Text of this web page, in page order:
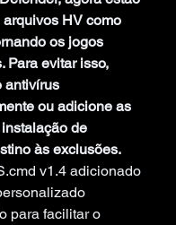
arquivos HV como
os jogos
Para evitar isso,
antivírus
ou adicione as
de
às exclusões.
v1.4 adicionado
para facilitar o